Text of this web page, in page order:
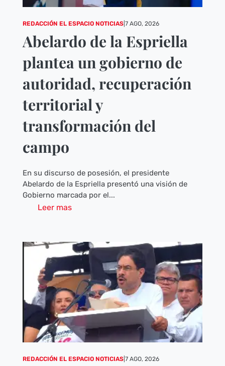
REDACCIÓN EL ESPACIO NOTICIAS| 7 AGO, 2026
Abelardo de la Espriella
plantea un gobierno de
autoridad, recuperación
territorial y
transformación del
campo
En su discurso de posesión, el presidente
Abelardo de la Espriella presentó una visión de
Gobierno marcada por el...
Leer mas
REDACCIÓN EL ESPACIO NOTICIAS| 7 AGO, 2026